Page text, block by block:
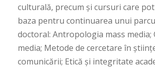
culturală, precum și cursuri care
baza pentru continuarea unui
doctoral: Antropologia mass media;
media; Metode de cercetare în
comunicării; Etică și integritate